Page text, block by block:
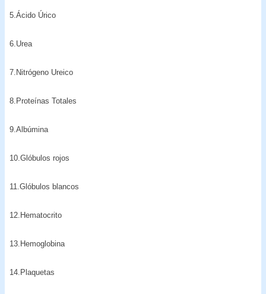
5.Ácido Úrico
6.Urea
7.Nitrógeno Ureico
8.Proteínas Totales
9.Albúmina
10.Glóbulos rojos
11.Glóbulos blancos
12.Hematocrito
13.Hemoglobina
14.Plaquetas